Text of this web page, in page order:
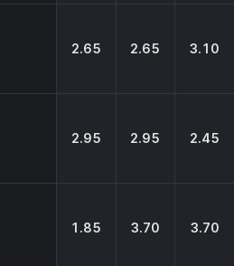
2.65 2.65 3.10
2.95 2.95 2.45
1.85 3.70 3.70